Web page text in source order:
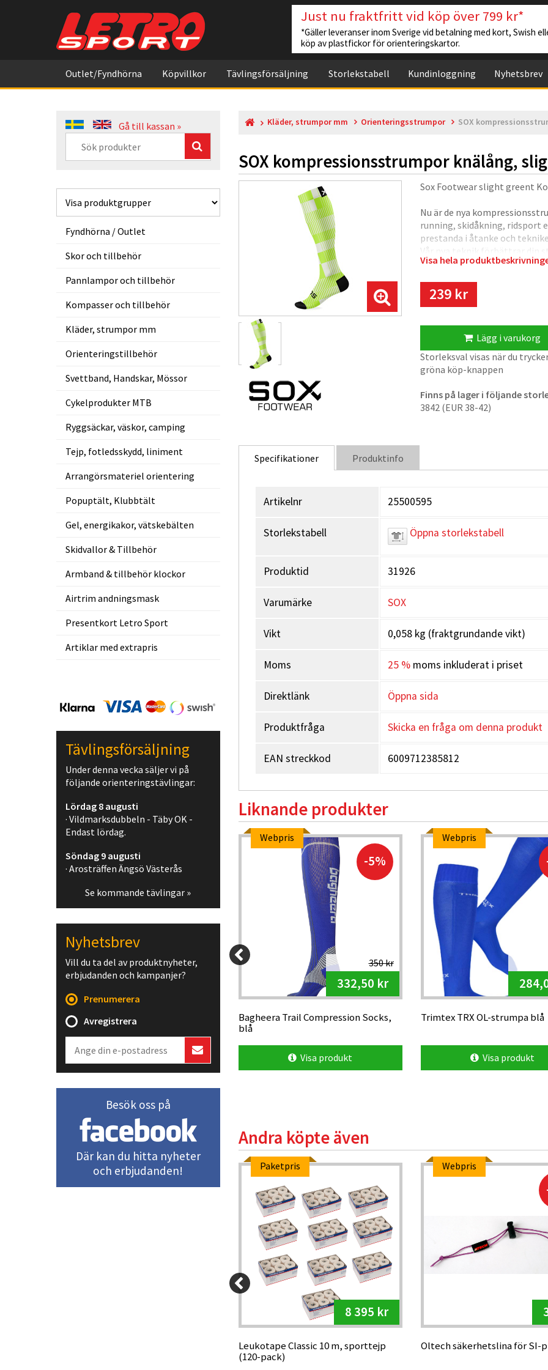
Just nu fraktfritt vid köp över 799 kr*
*Gäller leveranser inom Sverige vid betalning med kort, Swish
köp av plastfickor för orienteringskartor.
Outlet/Fyndhörna Köpvillkor Tävlingsförsäljning Storlekstabell Kundinloggning Nyhetsbrev
Gå till kassan »
Fyndhörna / Outlet
Skor och tillbehör
Pannlampor och tillbehör
Kompasser och tillbehör
Kläder, strumpor mm
Orienteringstillbehör
Svettband, Handskar, Mössor
Cykelprodukter MTB
Ryggsäckar, väskor, camping
Tejp, fotledsskydd, liniment
Arrangörsmateriel orientering
Popuptält, Klubbtält
Gel, energikakor, vätskebälten
Skidvallor & Tillbehör
Armband & tillbehör klockor
Airtrim andningsmask
Presentkort Letro Sport
Artiklar med extrapris
Kläder, strumpor mm Orienteringsstrumpor SOX
SOX kompressionsstrumpor knälång,
Sox Footwear slight greent
Nu är de nya
running, skidåkning, ridsport
prestanda i åtanke och
Vår nya teknik förbättrar din
förstärkt häl och tå, och
Sox footwear kommer från
Bästsäljaren är de med flaggor
flaggan de snyggaste de
På storlek 32-38 kan det på
förpackningen.
Visa hela
239 kr
Lägg i varukorg
Storleksval visas när du
gröna köp-knappen
Finns på lager i följande
3842 (EUR 38-42)
Specifikationer Produktinfo
Artikelnr 25500595
Storlekstabell Öppna storlekstabell
Produktid 31926
Varumärke SOX
Vikt 0,058 kg (fraktgrundande vikt)
Moms 25 %moms inkluderat i priset
Direktlänk Öppna sida
Produktfråga Skicka en fråga om denna produkt
EAN streckkod 6009712385812
Liknande produkter
Webpris
320 kr
304 kr
Trimtex Extreme OL-strumpa rosa/vit
Visa produkt
Webpris
-5%
350 kr
332,50 kr
Bagheera Trail Compression Socks,
blå
Visa produkt
Webpris
Trimtex TRX OL-strumpa blå
Visa produkt
Andra köpte även
-5%
Paketpris
8 395 kr
Leukotape Classic 10 m, sporttejp
(120-pack)
Webpris
Oltech säkerhetslina för SI-
Tävlingsförsäljning
Under denna vecka säljer vi på
följande orienteringstävlingar:
Lördag 8 augusti
· Vildmarksdubbeln - Täby OK -
Endast lördag.
Söndag 9 augusti
· Arosträffen Ängsö Västerås
Se kommande tävlingar »
Nyhetsbrev
Vill du ta del av produktnyheter,
erbjudanden och kampanjer?
Prenumerera
Avregistrera
Besök oss på
Där kan du hitta nyheter
och erbjudanden!